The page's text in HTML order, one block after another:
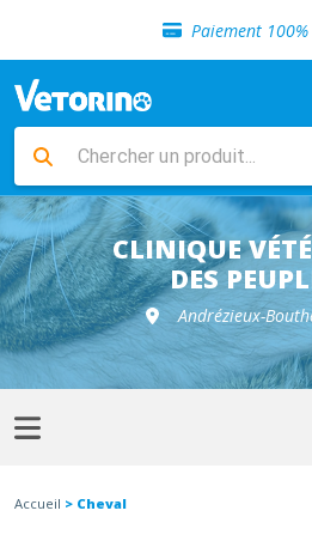
Paiement
Livraison gratuite en
Sélection de
Livraison gratuite en
Retour gratuit
Sélection de
CLINIQUE
DES
Andrézieux-
Accueil > Cheval